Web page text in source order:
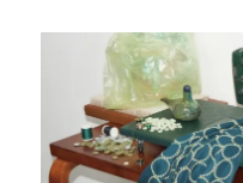
メ
ン
テ
ナ